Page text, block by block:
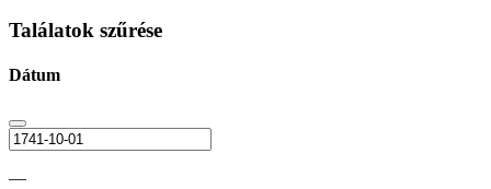
Találatok szűrése
Dátum
—